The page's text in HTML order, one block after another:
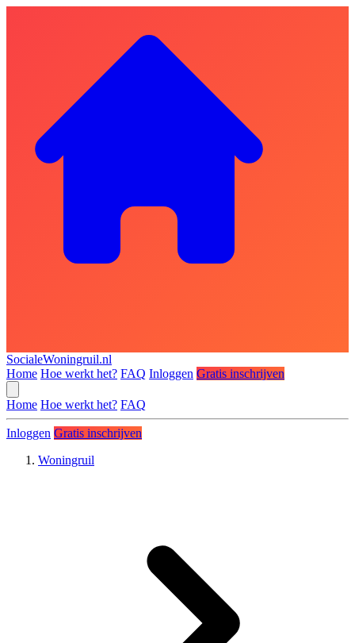
SocialeWoningruil.nl
Home Hoe werkt het? FAQ Inloggen Gratis inschrijven
Home Hoe werkt het? FAQ
Inloggen Gratis inschrijven
Woningruil